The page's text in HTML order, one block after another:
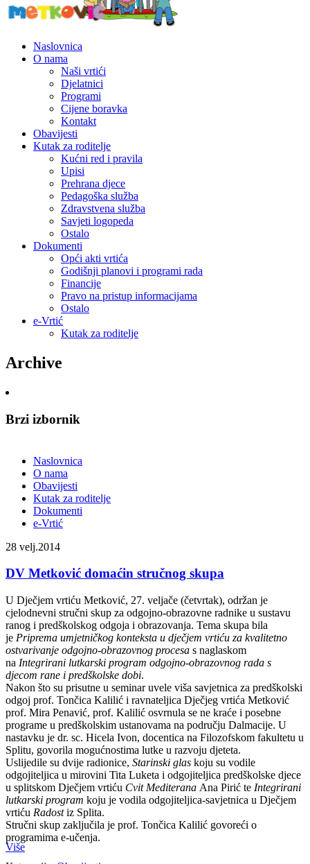
Naslovnica
O nama
Naši vrtići
Djelatnici
Programi
Cijene boravka
Kontakt
Obavijesti
Kutak za roditelje
Kućni red i pravila
Upisi
Prehrana djece
Pedagoška služba
Zdravstvena služba
Savjeti logopeda
Ostalo
Dokumenti
Opći akti vrtića
Godišnji planovi i programi rada
Financije
Pravo na pristup informacijama
Ostalo
e-Vrtić
Kutak za roditelje
Archive
Brzi izbornik
Naslovnica
O nama
Obavijesti
Kutak za roditelje
Dokumenti
e-Vrtić
28 velj.2014
DV Metković domaćin stručnog skupa
U Dječjem vrtiću Metković, 27. veljače (četvrtak), održan je
cjelodnevni stručni skup za odgojno-obrazovne radnike u sustavu
ranog i predškolskog odgoja i obrazovanja. Tema skupa bila
je Priprema umjetničkog konteksta u dječjem vrtiću za kvalitetno
ostvarivanje odgojno-obrazovnog procesa s naglaskom
na Integrirani lutkarski program odgojno-obrazovnog rada s
djecom rane i predškolske dobi.
Nakon što su prisutne u seminar uvele viša savjetnica za predškolski
odgoj prof. Tončica Kalilić i ravnateljica Dječjeg vrtića Metković
prof. Mira Penavić, prof. Kalilić osvrnula se ne kraće i posebne
programe u predškolskim ustanovama na području Dalmacije. U
nastavku je dr. sc. Hicela Ivon, docentica na Filozofskom fakultetu u
Splitu, govorila mogućnostima lutke u razvoju djeteta.
Uslijedile su dvije radionice, Starinski glas koju su vodile
odgojiteljica u mirovini Tita Luketa i odgojiteljica predškolske djece
u splitskom Dječjem vrtiću Cvit Mediterana Ana Pirić te Integrirani
lutkarski program koju je vodila odgojiteljica-savjetnica u Dječjem
vrtiću Radostiz Splita.
Stručni skup zaključila je prof. Tončica Kalilić govoreći o
programima e-učenja.
Više